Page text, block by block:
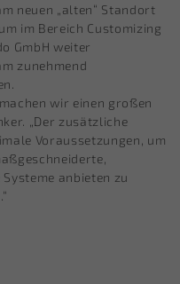
neuen „alten“ Standort
im Bereich Customizing
GmbH weiter
zunehmend
wir einen großen
„Der zusätzliche
Voraussetzungen, um
anbieten zu